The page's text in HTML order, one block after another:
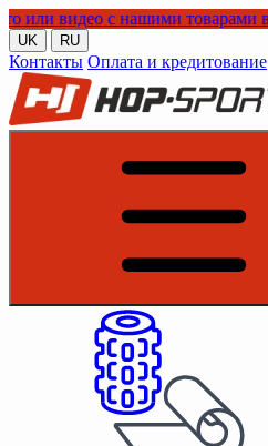
с нашими товарами в соцсетях
UK RU
Контакты Оплата и кредитование